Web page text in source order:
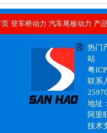
登车桥动力 汽车尾板动力 产
热门
站
粤
联系
地址
阿里
技术